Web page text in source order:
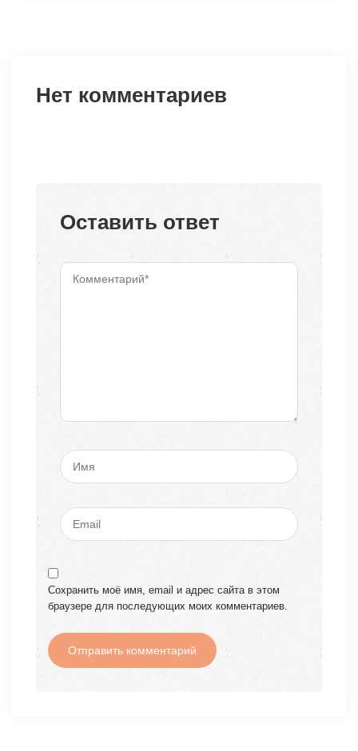
Нет комментариев
Оставить ответ
Сохранить моё имя, email и адрес сайта в этом
браузере для последующих моих комментариев.